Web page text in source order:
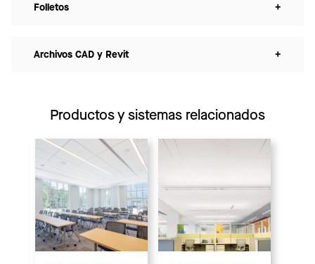
Folletos +
Archivos CAD y Revit +
Productos y sistemas relacionados